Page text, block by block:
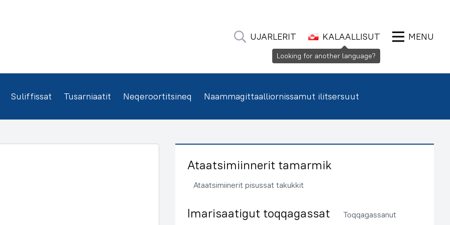
UJARLERIT KALAALLISUT MENU
Suliffissat Tusarniaatit Neqeroortitsineq Naammagittaalliornissamut ilitsersuut
Ataatsimiinnerit tamarmik
Ataatsimiinerit pisussat takukkit
Imarisaatigut toqqagassat
Toqqagassanut
Looking for another language?